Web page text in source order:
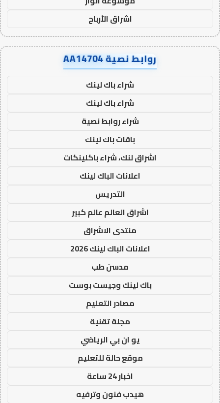
اشراق الأرباح
روابط نصية AA14704
شراء باك لينك
شراء باك لينك
شراء روابط نصية
باقات باك لينك
اشراق لنك، شراء باكلينكات
اعلانات الباك لينك
التدريس
اشراق العالم عالم كبير
منتدى الاشراق
اعلانات الباك لينك 2026
مدسن طب
باك لينك وجيست بوست
مصادر التعليم
مجلة تقنية
يو ان بي الرياضي
موقع حالة للتعليم
اخبار 24 ساعة
هيدب فنون وترفيه